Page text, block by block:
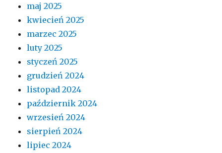
maj 2025
kwiecień 2025
marzec 2025
luty 2025
styczeń 2025
grudzień 2024
listopad 2024
październik 2024
wrzesień 2024
sierpień 2024
lipiec 2024